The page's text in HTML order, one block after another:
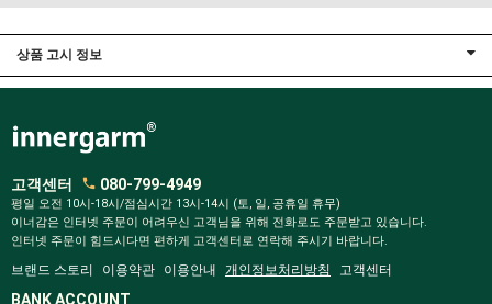
상품 고시 정보
고객센터 080-799-4949
평일 오전 10시-18시/점심시간 13시-14시 (토, 일, 공휴일 휴무)
이너감은 인터넷 주문이 어려우신 고객님을 위해 전화로도 주문받고 있습니다.
인터넷 주문이 힘드시다면 편하게 고객센터로 연락해 주시기 바랍니다.
브랜드 스토리 이용약관 이용안내 개인정보처리방침 고객센터
BANK ACCOUNT